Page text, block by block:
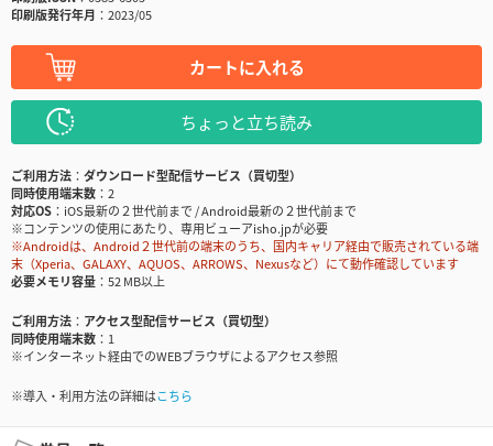
印刷版発行年月
2023/05
カートに入れる
ちょっと立ち読み
ご利用方法
ダウンロード型配信サービス（買切型）
同時使用端末数
2
対応OS
iOS最新の２世代前まで / Android最新の２世代前まで
※コンテンツの使用にあたり、専用ビューアisho.jpが必要
※Androidは、Android２世代前の端末のうち、国内キャリア経由で販売されている端
末（Xperia、GALAXY、AQUOS、ARROWS、Nexusなど）にて動作確認しています
必要メモリ容量
52 MB以上
ご利用方法
アクセス型配信サービス（買切型）
同時使用端末数
1
※インターネット経由でのWEBブラウザによるアクセス参照
※導入・利用方法の詳細はこちら